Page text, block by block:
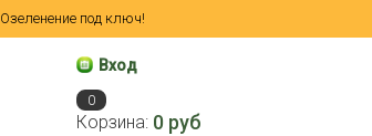
Озеленение под ключ!
Вход
0
Корзина: 0 руб